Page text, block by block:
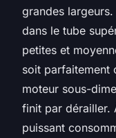
grandes
dans le tube
petites et
soit parfaitement
moteur sous-
finit par dérailler.
puissant